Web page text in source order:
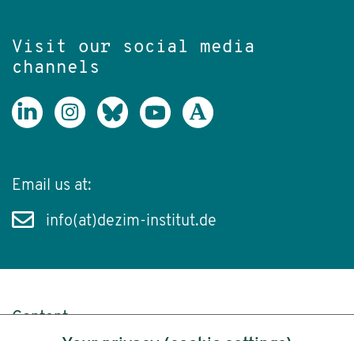
Visit our social media
channels
Email us at:
info(at)dezim-institut.de
Content